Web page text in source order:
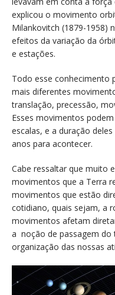
explicou o movimento
Milankovitch (1879-1958)
efeitos da variação da
e estações.
Todo esse conhecimento
mais diferentes
translação, precessão,
Esses movimentos
escalas, e a duração
anos para acontecer.
Cabe ressaltar que muito
movimentos que a Terra
movimentos que estão
cotidiano, quais sejam, a
movimentos afetam
a noção de passagem do
organização das nossas